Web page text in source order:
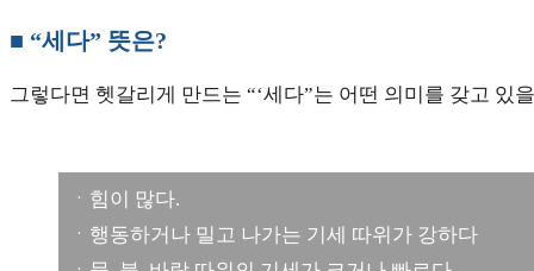
■ “세다” 뜻은?
그렇다면 헷갈리게 만드는 “‘세다”는 어떤 의미를 갖고 있
ㆍ힘이 많다.
ㆍ행동하거나 밀고 나가는 기세 따위가 강하다